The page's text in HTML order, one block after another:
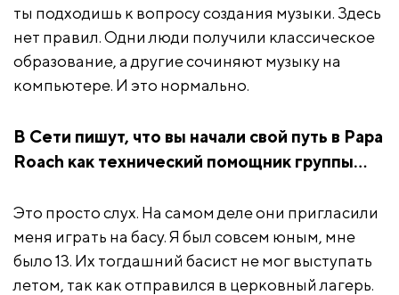
ты подходишь к вопросу создания музыки. Здесь
нет правил. Одни люди получили классическое
образование, а другие сочиняют музыку на
компьютере. И это нормально.
В Сети пишут, что вы начали свой путь в Papa
Roach как технический помощник группы…
Это просто слух. На самом деле они пригласили
меня играть на басу. Я был совсем юным, мне
было 13. Их тогдашний басист не мог выступать
летом, так как отправился в церковный лагерь.